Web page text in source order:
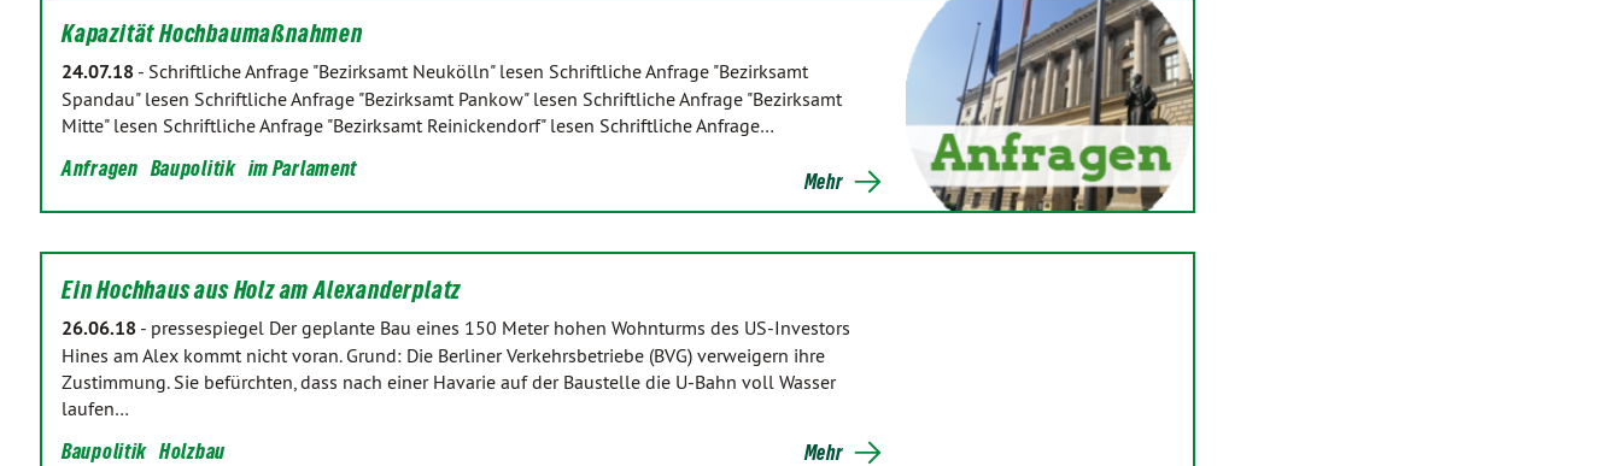
Kapazität Hochbaumaßnahmen
24.07.18 - Schriftliche Anfrage "Bezirksamt Neukölln" lesen Schriftliche Anfrage "Bezirksamt
Spandau" lesen Schriftliche Anfrage "Bezirksamt Pankow" lesen Schriftliche Anfrage "Bezirksamt
Mitte" lesen Schriftliche Anfrage "Bezirksamt Reinickendorf" lesen Schriftliche Anfrage…
Anfragen Baupolitik im Parlament
Mehr
Ein Hochhaus aus Holz am Alexanderplatz
26.06.18 - pressespiegel Der geplante Bau eines 150 Meter hohen Wohnturms des US-Investors
Hines am Alex kommt nicht voran. Grund: Die Berliner Verkehrsbetriebe (BVG) verweigern ihre
Zustimmung. Sie befürchten, dass nach einer Havarie auf der Baustelle die U-Bahn voll Wasser
laufen…
Baupolitik Holzbau Mehr